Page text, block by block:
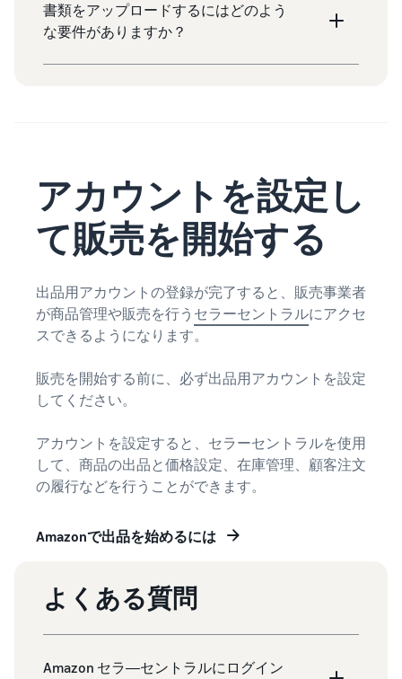
書類をアップロードするにはどのよう
な要件がありますか？
アカウントを設定し
て販売を開始する
出品用アカウントの登録が完了すると、販売事業者
が商品管理や販売を行う セラーセントラルにアクセ
スできるようになります。
販売を開始する前に、必ず出品用アカウントを設定
してください。
アカウントを設定すると、セラーセントラルを使用
して、商品の出品と価格設定、在庫管理、顧客注文
の履行などを行うことができます。
Amazonで出品を始めるには
よくある質問
Amazon セラ―セントラルにログイン